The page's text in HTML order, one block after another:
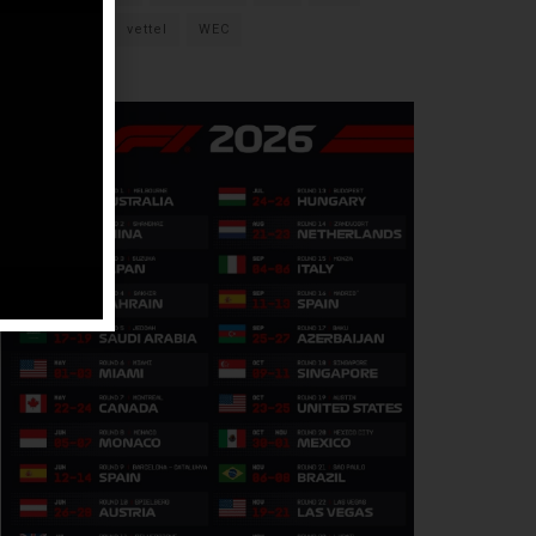
vettel WEC